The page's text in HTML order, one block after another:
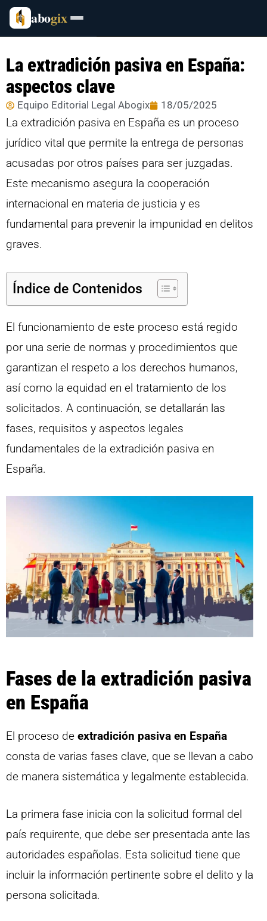
abogix
La extradición pasiva en España:
aspectos clave
Equipo Editorial Legal Abogix 18/05/2025
La extradición pasiva en España es un proceso
jurídico vital que permite la entrega de personas
acusadas por otros países para ser juzgadas.
Este mecanismo asegura la cooperación
internacional en materia de justicia y es
fundamental para prevenir la impunidad en delitos
graves.
Índice de Contenidos
El funcionamiento de este proceso está regido
por una serie de normas y procedimientos que
garantizan el respeto a los derechos humanos,
así como la equidad en el tratamiento de los
solicitados. A continuación, se detallarán las
fases, requisitos y aspectos legales
fundamentales de la extradición pasiva en
España.
Fases de la extradición pasiva
en España
El proceso de extradición pasiva en España
consta de varias fases clave, que se llevan a cabo
de manera sistemática y legalmente establecida.
La primera fase inicia con la solicitud formal del
país requirente, que debe ser presentada ante las
autoridades españolas. Esta solicitud tiene que
incluir la información pertinente sobre el delito y la
persona solicitada.